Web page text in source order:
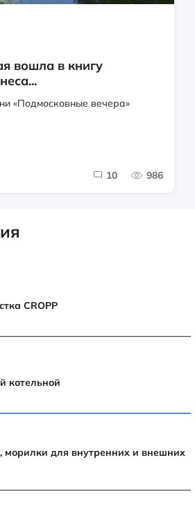
вошла в книгу
«Подмосковные вечера»
10 986
CROPP
котельной
морилки для внутренних и внешних